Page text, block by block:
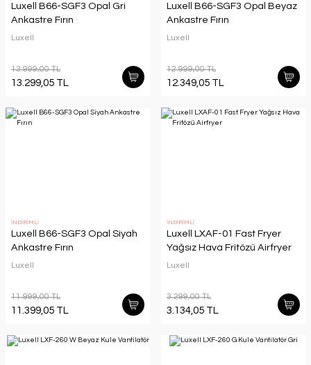
Luxell B66-SGF3 Opal Gri
Ankastre Fırın
Luxell
13.999,00 TL
13.299,05 TL
Luxell B66-SGF3 Opal Beyaz
Ankastre Fırın
Luxell
12.999,00 TL
12.349,05 TL
İNDİRİMLİ
Luxell B66-SGF3 Opal Siyah
Ankastre Fırın
Luxell
11.999,00 TL
11.399,05 TL
İNDİRİMLİ
Luxell LXAF-01 Fast Fryer
Yağsız Hava Fritözü Airfryer
Luxell
3.299,00 TL
3.134,05 TL